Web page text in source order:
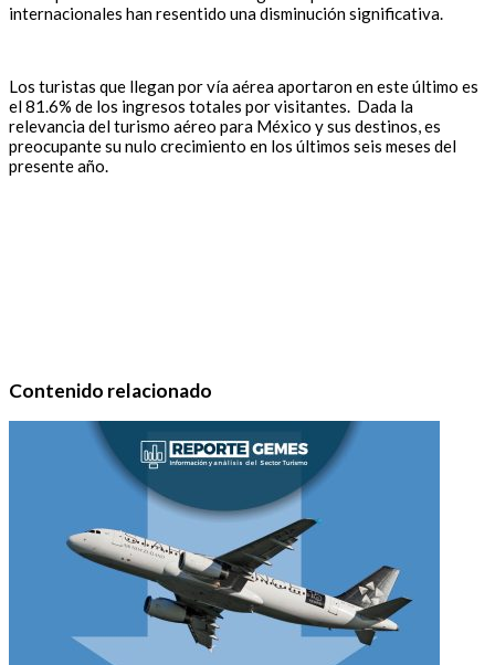
internacionales han resentido una disminución significativa.
Los turistas que llegan por vía aérea aportaron en este último es
el 81.6% de los ingresos totales por visitantes. Dada la
relevancia del turismo aéreo para México y sus destinos, es
preocupante su nulo crecimiento en los últimos seis meses del
presente año.
Contenido relacionado